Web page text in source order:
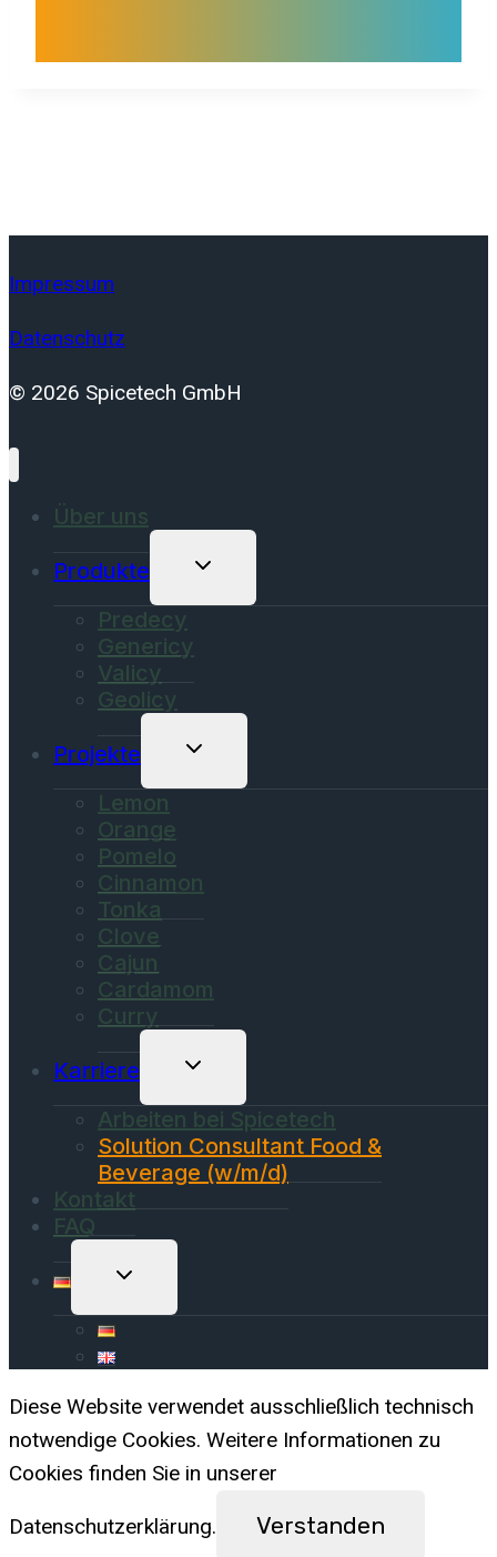
Impressum
Datenschutz
© 2026 Spicetech GmbH
Über uns
Produkte
Untermenü
Predecy
Genericy
Valicy
Geolicy
Projekte
Untermenü
Lemon
Orange
Pomelo
Cinnamon
Tonka
Clove
Cajun
Cardamom
Curry
Karriere
Untermenü
Arbeiten bei Spicetech
Solution Consultant Food &
Beverage (w/m/d)
Kontakt
FAQ
Untermenü
Diese Website verwendet ausschließlich technisch
notwendige Cookies. Weitere Informationen zu
Cookies finden Sie in unserer
Datenschutzerklärung. Verstanden